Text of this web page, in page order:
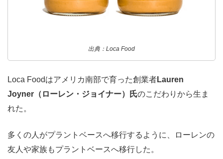
出典：Loca Food
Loca Foodはアメリカ南部で育った創業者Lauren
Joyner（ローレン・ジョイナー）氏のこだわりから生ま
れた。
多くの人がプラントベースへ移行するように、ローレンの
友人や家族もプラントベースへ移行した。